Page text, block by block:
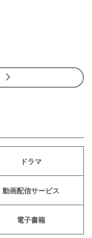
ドラマ
動画配信サービス
電子書籍